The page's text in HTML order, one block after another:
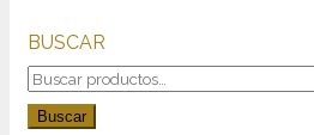
BUSCAR
Buscar
por:
Buscar